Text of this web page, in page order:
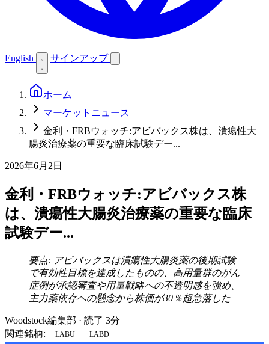
English サインアップ
ホーム
マーケットニュース
金利・FRBウォッチ:アビバックス株は、潰瘍性大
腸炎治療薬の重要な臨床試験デー...
2026年6月2日
金利・FRBウォッチ:アビバックス株
は、潰瘍性大腸炎治療薬の重要な臨床
試験デー...
要点: アビバックスは潰瘍性大腸炎薬の後期試験
で有効性目標を達成したものの、高用量群のがん
症例が承認審査や用量戦略への不透明感を強め、
主力薬依存への懸念から株価が30％超急落した
Woodstock編集部 · 読了 3分
関連銘柄:
LABU LABD